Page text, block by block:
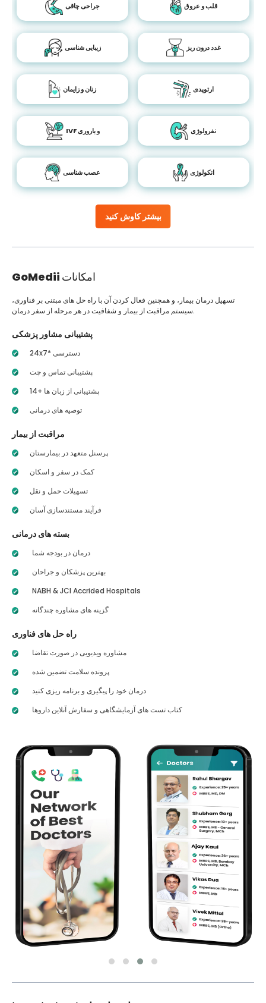
بیشتر کاوش کنید
جراحی چاقی قلب و عروق
زیبایی شناسی غدد درون ریز
زنان و زایمان ارتوپدی
IVF و باروری نفرولوژی
عصب شناسی انکولوژی
GoMedii امکانات
تسهیل درمان بیمار، و همچنین فعال کردن آن با راه حل های مبتنی بر فناوری،
سیستم مراقبت از بیمار و شفافیت در هر مرحله از سفر درمان.
پشتیبانی مشاور پزشکی
24x7* دسترسی
پشتیبانی تماس و چت
14+ پشتیبانی از زبان ها
توصیه های درمانی
مراقبت از بیمار
پرسنل متعهد در بیمارستان
کمک در سفر و اسکان
تسهیلات حمل و نقل
فرآیند مستندسازی آسان
بسته های درمانی
درمان در بودجه شما
بهترین پزشکان و جراحان
NABH & JCI Accrided Hospitals
گزینه های مشاوره چندگانه
راه حل های فناوری
مشاوره ویدیویی در صورت تقاضا
پرونده سلامت تضمین شده
درمان خود را پیگیری و برنامه ریزی کنید
کتاب تست های آزمایشگاهی و سفارش آنلاین داروها